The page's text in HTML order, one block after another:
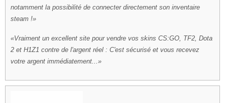
notamment la possibilité de connecter directement son inventaire
steam !
Vraiment un excellent site pour vendre vos skins CS:GO, TF2, Dota
2 et H1Z1 contre de l'argent réel : C'est sécurisé et vous recevez
votre argent immédiatement...